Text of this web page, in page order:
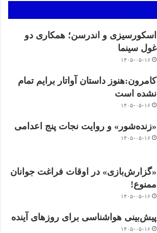
اسکورسیزی و اندرسن؛ همکاری دو
غول سینما
۱۴۰۵-۰۵-۱۶
کامرون:هنوز داستان آواتار برایم تمام
نشده است
۱۴۰۵-۰۵-۱۶
«زنده‌شور» و روایت نجات پنج اعدامی
۱۴۰۵-۰۵-۱۶
«گزارش‌بازی» در اوقات فراغت جوانان
ممنوع!
۱۴۰۵-۰۵-۱۶
پیش‌بینی هواشناسی برای روزهای آینده
۱۴۰۵-۰۵-۱۶